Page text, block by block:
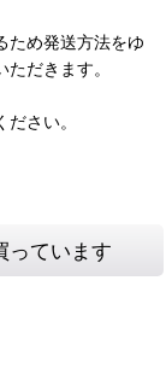
ため発送方法をゆ
だきます。
さい。
っています